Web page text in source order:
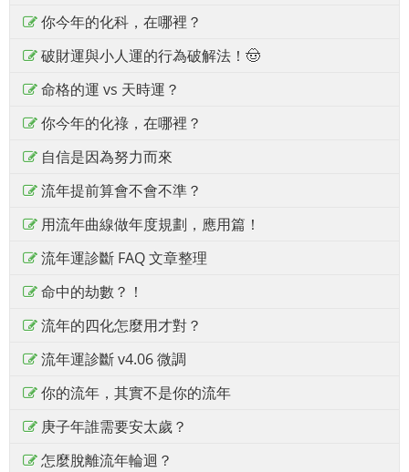
你今年的化科，在哪裡？
破財運與小人運的行為破解法！🤠
命格的運 vs 天時運？
你今年的化祿，在哪裡？
自信是因為努力而來
流年提前算會不會不準？
用流年曲線做年度規劃，應用篇！
流年運診斷 FAQ 文章整理
命中的劫數？！
流年的四化怎麼用才對？
流年運診斷 v4.06 微調
你的流年，其實不是你的流年
庚子年誰需要安太歲？
怎麼脫離流年輪迴？